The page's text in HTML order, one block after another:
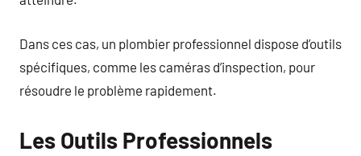
Dans ces cas, un plombier professionnel dispose d’outils
spécifiques, comme les caméras d’inspection, pour
résoudre le problème rapidement.
Les Outils Professionnels